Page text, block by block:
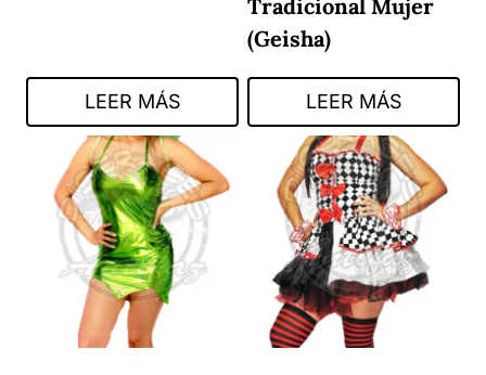
LEER MÁS
Tradicional Mujer
(Geisha)
LEER MÁS